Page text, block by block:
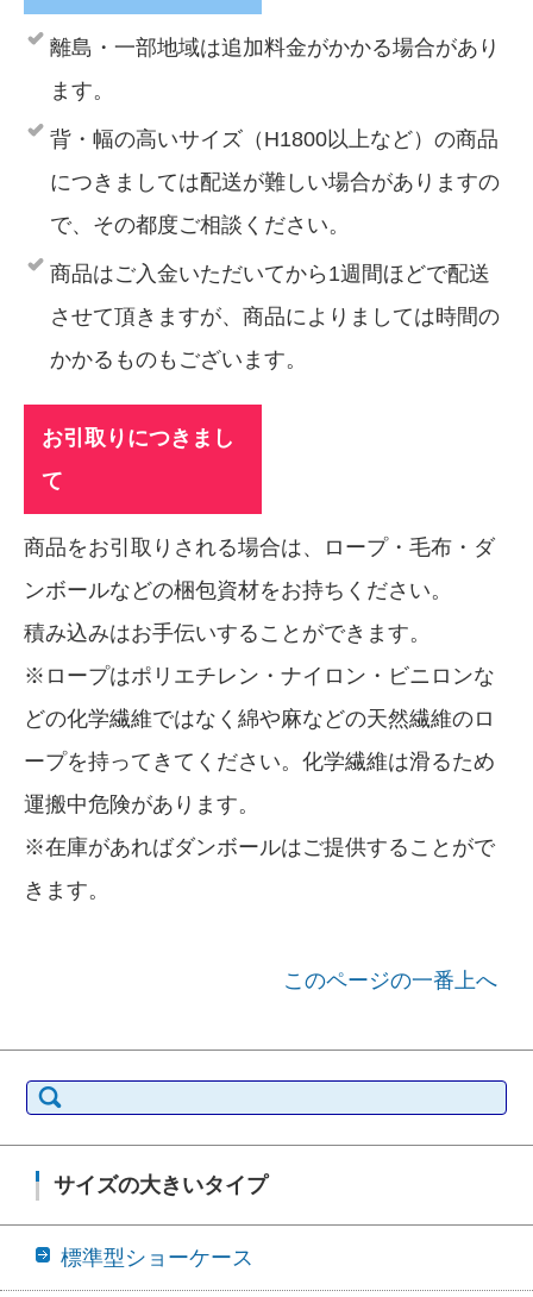
離島・一部地域は追加料金がかかる場合があり
ます。
背・幅の高いサイズ（H1800以上など）の商品
につきましては配送が難しい場合がありますの
で、その都度ご相談ください。
商品はご入金いただいてから1週間ほどで配送
させて頂きますが、商品によりましては時間の
かかるものもございます。
お引取りにつきまし
て
商品をお引取りされる場合は、ロープ・毛布・ダ
ンボールなどの梱包資材をお持ちください。
積み込みはお手伝いすることができます。
※ロープはポリエチレン・ナイロン・ビニロンな
どの化学繊維ではなく綿や麻などの天然繊維のロ
ープを持ってきてください。化学繊維は滑るため
運搬中危険があります。
※在庫があればダンボールはご提供することがで
きます。
このページの一番上へ
検索:
サイズの大きいタイプ
標準型ショーケース